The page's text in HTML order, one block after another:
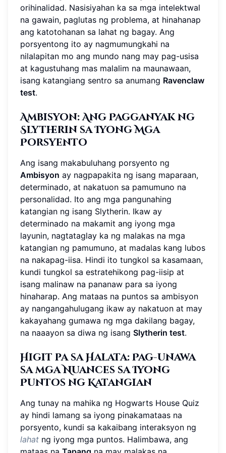
orihinalidad. Nasisiyahan ka sa mga intelektwal
na gawain, paglutas ng problema, at hinahanap
ang katotohanan sa lahat ng bagay. Ang
porsyentong ito ay nagmumungkahi na
nilalapitan mo ang mundo nang may pag-usisa
at kagustuhang mas malalim na maunawaan,
isang katangiang sentro sa anumang Ravenclaw
test.
Ambisyon: Ang Pagganyak ng
Slytherin sa Iyong Mga
Porsyento
Ang isang makabuluhang porsyento ng
Ambisyon ay nagpapakita ng isang maparaan,
determinado, at nakatuon sa pamumuno na
personalidad. Ito ang mga pangunahing
katangian ng isang Slytherin. Ikaw ay
determinado na makamit ang iyong mga
layunin, nagtataglay ka ng malakas na mga
katangian ng pamumuno, at madalas kang lubos
na nakapag-iisa. Hindi ito tungkol sa kasamaan,
kundi tungkol sa estratehikong pag-iisip at
isang malinaw na pananaw para sa iyong
hinaharap. Ang mataas na puntos sa ambisyon
ay nangangahulugang ikaw ay nakatuon at may
kakayahang gumawa ng mga dakilang bagay,
na naaayon sa diwa ng isang Slytherin test.
Higit pa sa Halata: Pag-unawa
sa mga Nuances sa Iyong
Puntos ng Katangian
Ang tunay na mahika ng Hogwarts House Quiz
ay hindi lamang sa iyong pinakamataas na
porsyento, kundi sa kakaibang interaksyon ng
lahat ng iyong mga puntos. Halimbawa, ang